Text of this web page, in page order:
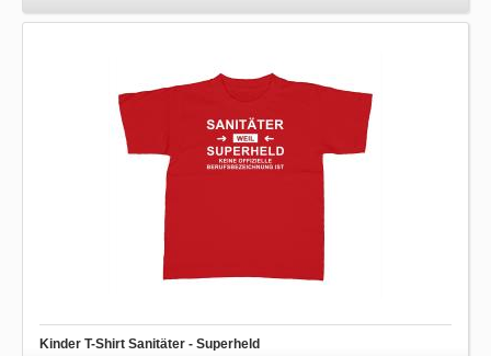
Kinder T-Shirt Sanitäter - Superheld